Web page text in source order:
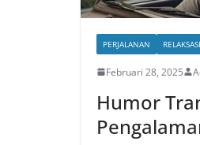
PERJALANAN RELAKSASI
Februari 28, 2025
Humor